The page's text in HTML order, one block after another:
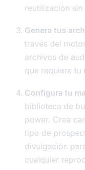
reutilización
Genera tus
través del
archivos de
que requiere tu
Configura tu
biblioteca de
power. Crea
tipo de
divulgación
cualquier